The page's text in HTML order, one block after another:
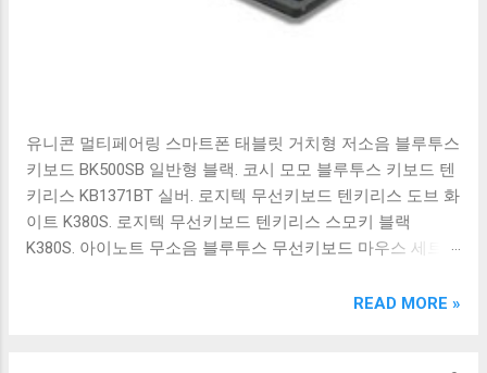
유니콘 멀티페어링 스마트폰 태블릿 거치형 저소음 블루투스
키보드 BK500SB 일반형 블랙. 코시 모모 블루투스 키보드 텐
키리스 KB1371BT 실버. 로지텍 무선키보드 텐키리스 도브 화
이트 K380S. 로지텍 무선키보드 텐키리스 스모키 블랙
K380S. 아이노트 무소음 블루투스 무선키보드 마우스 세트
OABTKBDA 퓨어 화이트. 코시 베이직 블루투스 키보드
READ MORE »